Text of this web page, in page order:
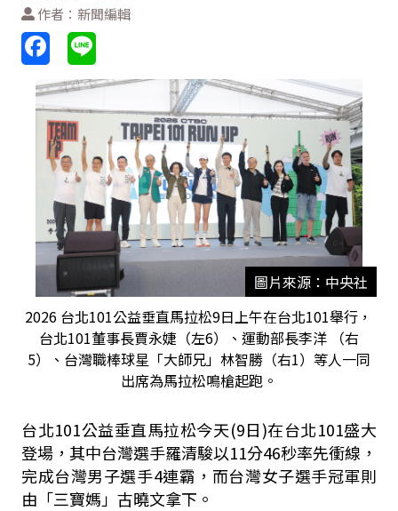
作者：新聞編輯
圖片來源：中央社
2026 台北101公益垂直馬拉松9日上午在台北101舉行，
台北101董事長賈永婕（左6）、運動部長李洋 （右
5）、台灣職棒球星「大師兄」林智勝（右1）等人一同
出席為馬拉松鳴槍起跑。
台北101公益垂直馬拉松今天(9日)在台北101盛大
登場，其中台灣選手羅清駿以11分46秒率先衝線，
完成台灣男子選手4連霸，而台灣女子選手冠軍則
由「三寶媽」古曉文拿下。